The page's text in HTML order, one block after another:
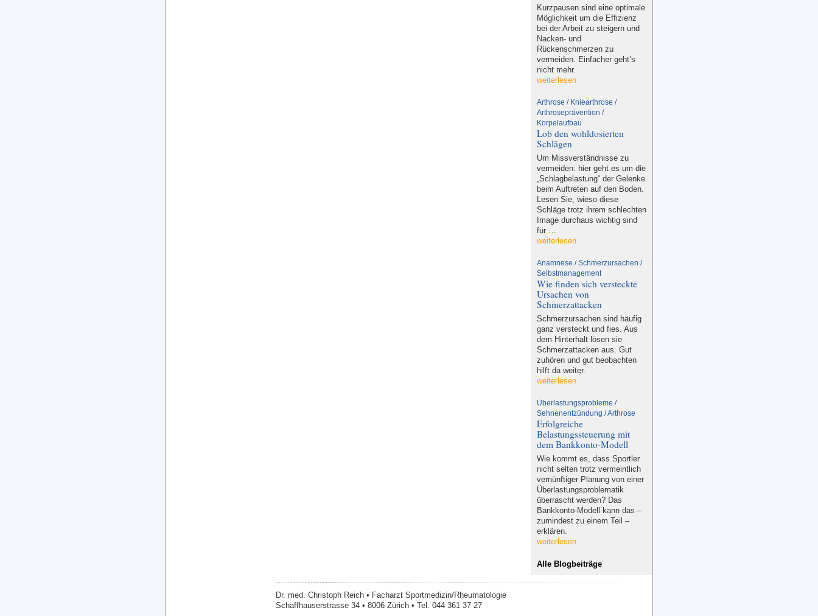
Kurzpausen sind eine optimale
Möglichkeit um die Effizienz
bei der Arbeit zu steigern und
Nacken- und
Rückenschmerzen zu
vermeiden. Einfacher geht’s
nicht mehr.
weiterlesen
Arthrose / Kniearthrose /
Arthroseprävention /
Korpelaufbau
Lob den wohldosierten
Schlägen
Um Missverständnisse zu
vermeiden: hier geht es um die
„Schlagbelastung“ der Gelenke
beim Auftreten auf den Boden.
Lesen Sie, wieso diese
Schläge trotz ihrem schlechten
Image durchaus wichtig sind
für …
weiterlesen
Anamnese / Schmerzursachen /
Selbstmanagement
Wie finden sich versteckte
Ursachen von
Schmerzattacken
Schmerzursachen sind häufig
ganz versteckt und fies. Aus
dem Hinterhalt lösen sie
Schmerzattacken aus. Gut
zuhören und gut beobachten
hilft da weiter.
weiterlesen
Überlastungsprobleme /
Sehnenentzündung / Arthrose
Erfolgreiche
Belastungssteuerung mit
dem Bankkonto-Modell
Wie kommt es, dass Sportler
nicht selten trotz vermeintlich
vernünftiger Planung von einer
Überlastungsproblematik
überrascht werden? Das
Bankkonto-Modell kann das –
zumindest zu einem Teil –
erklären.
weiterlesen
Alle Blogbeiträge
Dr. med. Christoph Reich • Facharzt Sportmedizin/Rheumatologie
Schaffhauserstrasse 34 • 8006 Zürich • Tel. 044 361 37 27